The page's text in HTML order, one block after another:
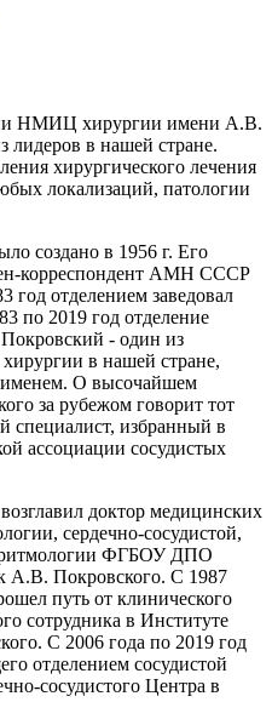
НМИЦ хирургии имени А.В.
лидеров в нашей стране.
хирургического лечения
локализаций, патологии
создано в 1956 г. Его
корреспондент АМН СССР
отделением заведовал
по 2019 год отделение
- один из
в нашей стране,
О высочайшем
за рубежом говорит тот
специалист, избранный в
ассоциации сосудистых
доктор медицинских
сердечно-сосудистой,
ФГБОУ ДПО
Покровского. С 1987
путь от клинического
сотрудника в Институте
С 2006 года по 2019 год
отделением сосудистой
сосудистого Центра в